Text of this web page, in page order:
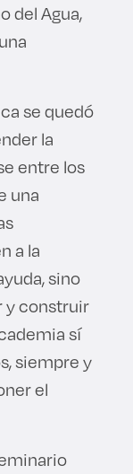
del Agua,
se quedó
la
entre los
una
a la
sino
y construir
sí
siempre y
el